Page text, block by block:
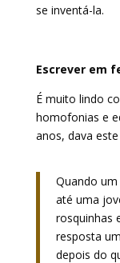
se inventá-la.
Escrever em
É muito lindo
homofonias e
anos, dava
Quando
até uma
rosquinhas
resposta
depois do